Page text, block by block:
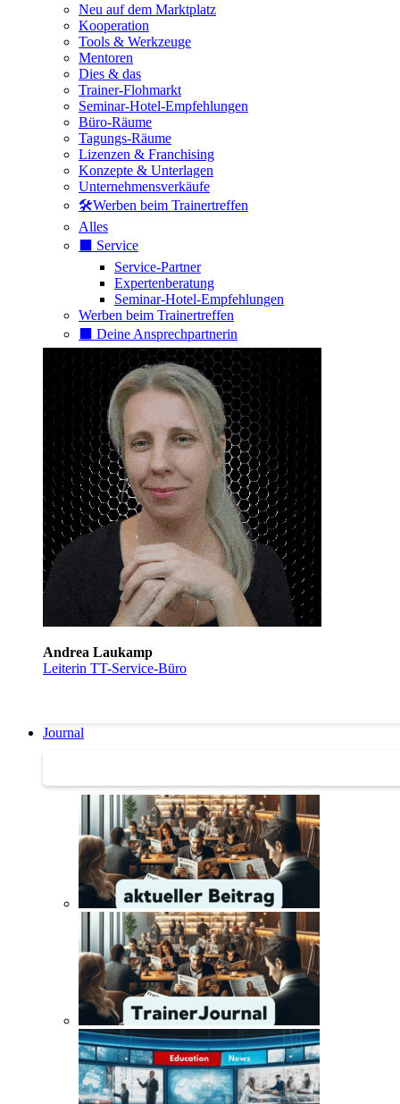
Neu auf dem Marktplatz
Kooperation
Tools & Werkzeuge
Mentoren
Dies & das
Trainer-Flohmarkt
Seminar-Hotel-Empfehlungen
Büro-Räume
Tagungs-Räume
Lizenzen & Franchising
Konzepte & Unterlagen
Unternehmensverkäufe
🛠️Werben beim Trainertreffen
Alles
⬛️ Service
Service-Partner
Expertenberatung
Seminar-Hotel-Empfehlungen
Werben beim Trainertreffen
⬛️ Deine Ansprechpartnerin
Andrea Laukamp
Leiterin TT-Service-Büro
Journal